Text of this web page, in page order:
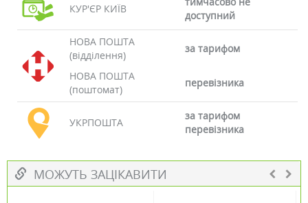
КУР'ЄР КИЇВ
доступний
НОВА ПОШТА
(відділення)
за тарифом
НОВА ПОШТА
(поштомат)
перевізника
УКРПОШТА
за тарифом
перевізника
МОЖУТЬ ЗАЦІКАВИТИ